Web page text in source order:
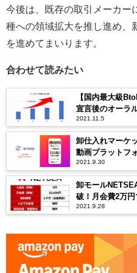
今後は、既存の取引メーカー
種への領域拡大を推し進め、
を進めてまいります。
合わせて読みたい
【国内最大級
宣言後のオーラ
いて
2021.11.5
卸仕入れマーケ
動画プラットフ
2021.9.30
卸モール
破！月会費2万円
ート
2021.9.28